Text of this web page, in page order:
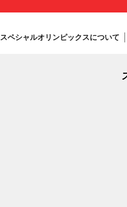
スペシャルオリンピックスについて